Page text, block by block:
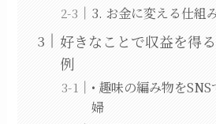
3. お金に変える仕組
好きなことで収益を得
例
• 趣味の編み物を
婦